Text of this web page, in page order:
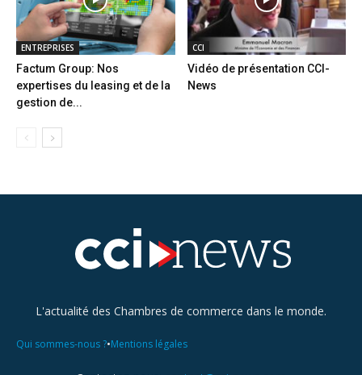
ENTREPRISES
Factum Group: Nos
expertises du leasing et de la
gestion de...
CCI
Vidéo de présentation CCI-
News
L'actualité des Chambres de commerce dans le monde.
Qui sommes-nous ?•Mentions légales